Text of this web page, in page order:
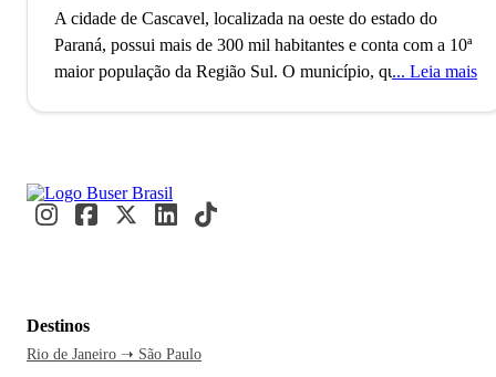
A cidade de Cascavel, localizada na oeste do estado do
Paraná, possui mais de 300 mil habitantes e conta com a 10ª
maior população da Região Sul. O município, que também é
Cascavel é, inclusive, a 3ª melhor cidade do Paraná e a 23ª
do Brasil para se fazer negócios, segundo a Revista Exame.
Casa Dirceu Rosa, uma das construções mais inusitadas do
município, além do Calçadão da Avenida Brasil, repleta de
Leia mais
Destinos
Rio de Janeiro ➝ São Paulo